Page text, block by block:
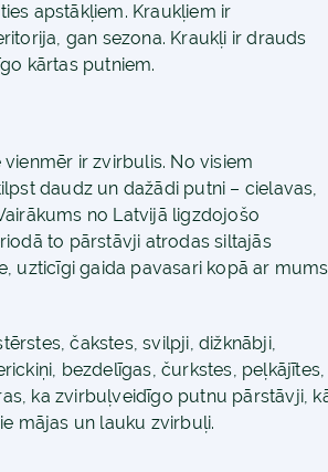
apstākļiem. Kraukļiem ir
gan sezona. Kraukļi ir drauds
kārtas putniem.
ir zvirbulis. No visiem
daudz un dažādi putni – cielavas,
no Latvijā ligzdojošo
to pārstāvji atrodas siltajās
uzticīgi gaida pavasari kopā ar mums
čakstes, svilpji, dižknābji,
bezdelīgas, čurkstes, peļkājītes,
ka zvirbuļveidīgo putnu pārstāvji,
mājas un lauku zvirbuļi.